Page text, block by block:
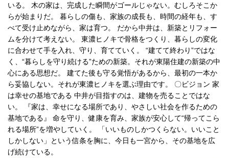
いる。 木の家は、完成した瞬間がゴールじゃない。むしろそこか
らが始まりだ。 暮らしの傷も、家族の成長も、時間の経年も、す
べて受け止めながら、家は育つ。 だから中井は、新築とリフォー
ムを分けて考えない。 東濃ヒノキで骨格をつくり、暮らしの変化
に合わせて手を入れ、守り、育てていく。 “建てて終わり”ではな
く、“暮らしを守り続ける”ための新築。それが東陽住建の新築の中
心にある思想だ。 建てた後も守る覚悟があるから、最初の一本か
ら妥協しない。それが東濃ヒノキを選ぶ理由です。 〇ビジョン 家
は幸せの基地である 中井が目指すのは、建物を売ることではな
い。 『家は、幸せになる場所であり、やさしい社会を作るための
基地である』 命を守り、健康を育み、家族が安心して“帰ってこら
れる場所”を増やしていく。 「いいものしかつくらない。いいこと
しかしない」という信条を胸に、今日も一宮から、その基地を広
げ続けている。